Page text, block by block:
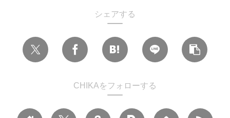
シェアする
CHIKAをフォローする